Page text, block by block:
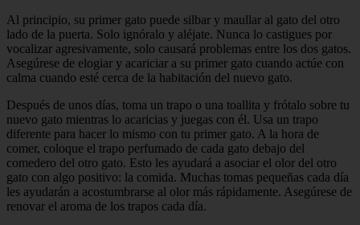
Al principio, su primer gato puede silbar y maullar al gato del otro
lado de la puerta. Solo ignóralo y aléjate. Nunca lo castigues por
vocalizar agresivamente, solo causará problemas entre los dos gatos.
Asegúrese de elogiar y acariciar a su primer gato cuando actúe con
calma cuando esté cerca de la habitación del nuevo gato.
Después de unos días, toma un trapo o una toallita y frótalo sobre tu
nuevo gato mientras lo acaricias y juegas con él. Usa un trapo
diferente para hacer lo mismo con tu primer gato. A la hora de
comer, coloque el trapo perfumado de cada gato debajo del
comedero del otro gato. Esto les ayudará a asociar el olor del otro
gato con algo positivo: la comida. Muchas tomas pequeñas cada día
les ayudarán a acostumbrarse al olor más rápidamente. Asegúrese de
renovar el aroma de los trapos cada día.